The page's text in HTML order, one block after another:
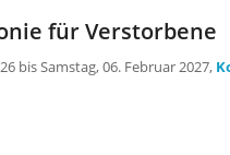
für Verstorbene
bis Samstag, 06. Februar 2027,